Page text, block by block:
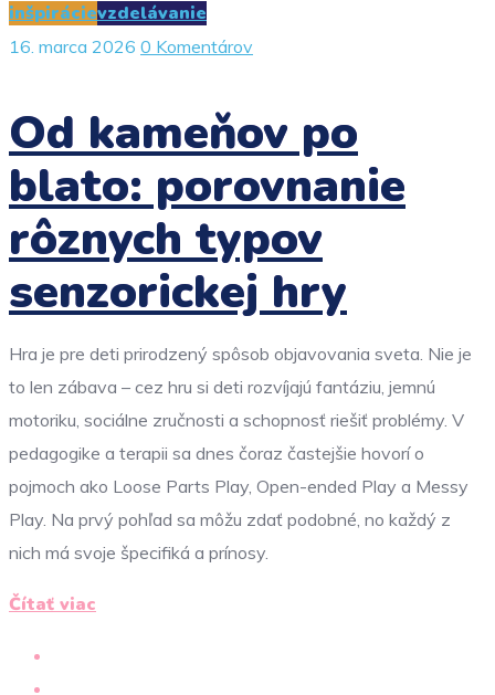
inšpirácievzdelávanie
16. marca 2026 0 Komentárov
Od kameňov po
blato: porovnanie
rôznych typov
senzorickej hry
Hra je pre deti prirodzený spôsob objavovania sveta. Nie je
to len zábava – cez hru si deti rozvíjajú fantáziu, jemnú
motoriku, sociálne zručnosti a schopnosť riešiť problémy. V
pedagogike a terapii sa dnes čoraz častejšie hovorí o
pojmoch ako Loose Parts Play, Open-ended Play a Messy
Play. Na prvý pohľad sa môžu zdať podobné, no každý z
nich má svoje špecifiká a prínosy.
Čítať viac